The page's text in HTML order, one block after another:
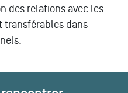
des relations avec les
transférables dans